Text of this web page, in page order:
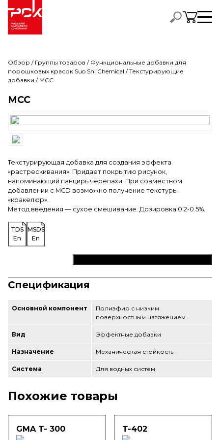
Обзор / Группы товаров / Функциональные добавки для
порошковых красок Suo Shi Chemical /Текстурирующие
добавки / MCC
MCC
Текстурирующая добавка для создания эффекта
«растрескивания». Придает покрытию рисунок,
напоминающий панцирь черепахи. При совместном
добавлении с MCD возможно получение текстуры
«кракелюр».
Метод введения — сухое смешивание. Дозировка 0.2-0.5%.
TDS
En
MSDS
En
Спецификация
Основной компонент
Полиэфир с низким
поверхностным натяжением
Вид Эффектные добавки
Назначение Механическая стойкость
Система Для водных систем
Похожие товары
GMA T- 300 T-402